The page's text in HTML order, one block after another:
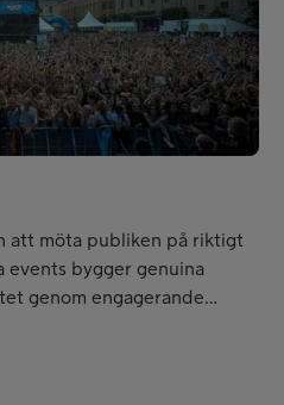
att möta publiken på riktigt
events bygger genuina
genom engagerande